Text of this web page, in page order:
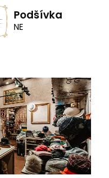
Podšívka
NE